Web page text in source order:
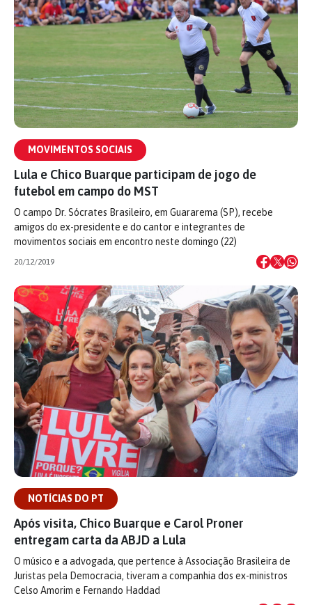
MOVIMENTOS SOCIAIS
Lula e Chico Buarque participam de jogo de
futebol em campo do MST
O campo Dr. Sócrates Brasileiro, em Guararema (SP), recebe
amigos do ex-presidente e do cantor e integrantes de
movimentos sociais em encontro neste domingo (22)
20/12/2019
NOTÍCIAS DO PT
Após visita, Chico Buarque e Carol Proner
entregam carta da ABJD a Lula
O músico e a advogada, que pertence à Associação Brasileira de
Juristas pela Democracia, tiveram a companhia dos ex-ministros
Celso Amorim e Fernando Haddad